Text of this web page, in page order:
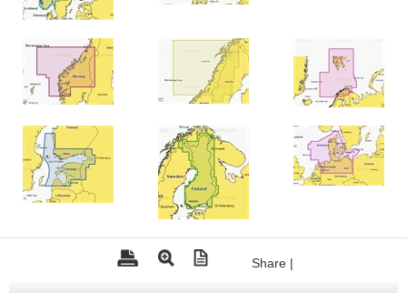
Humminbird
Simrad
B&G
Båttillbehör
Hummertina
Varta - Batterier
Victron - Batteriladdare
Webasto - Dieselvärmare Share |